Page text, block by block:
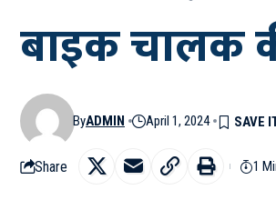
बाइक चालक
ByADMIN April 1, 2024
Share 1